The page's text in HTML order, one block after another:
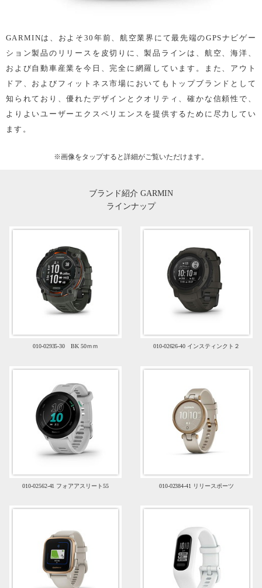
GARMINは、およそ30年前、航空業界にて最先端のGPSナビゲー
ション製品のリリースを皮切りに、製品ラインは、航空、海洋、
および自動車産業を今日、完全に網羅しています。また、アウト
ドア、およびフィットネス市場においてもトップブランドとして
知られており、優れたデザインとクオリティ、確かな信頼性で、
よりよいユーザーエクスペリエンスを提供するために尽力してい
ます。
※画像をタップすると詳細がご覧いただけます。
ブランド紹介 GARMIN
ラインナップ
010-02935-30 BK 50ｍｍ 010-02626-40 インスティンクト２
010-02562-41 フォアアスリート55 010-02384-41 リリースポーツ